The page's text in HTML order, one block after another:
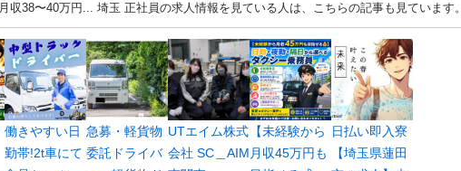
収38〜40万円... 埼玉 正社員の求人情報を見ている人は、こちらの記事も見ています。
働きやすい日
勤帯!2t車にて
急募・軽貨物
委託ドライバ
UTエイム株式
会社 SC＿AIM
【未経験から
月収45万円も
日払い即入寮
【埼玉県蓮田